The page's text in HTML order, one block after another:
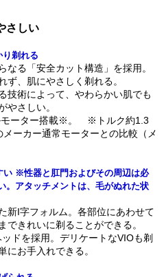
さしい
剃れる
なる「安全カット構造」を採用。
ず、肌にやさしく剃れる。
技術によって、やわらかい肌でも
やさしい。
モーター搭載※。 ※トルク約1.3
ーカー通常モーターとの比較（メ
※性器と肛門およびその周辺は必
。アタッチメントは、毛がぬれた状
新I字フォルム。各部位にあわせて
きれいに剃ることができる。
ドを採用。デリケートなVIOも剃
にお手入れできる。